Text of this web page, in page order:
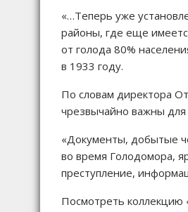
«…Теперь уже
районы, где еще
от голода 80%
в 1933 году.
По словам директора
чрезвычайно важны для
«Документы, добытые
во время Голодомора,
преступление,
Посмотреть